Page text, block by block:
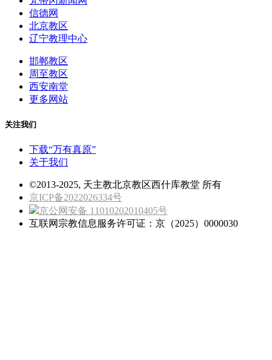
信德网
北京教区
辽宁教理中心
邯郸教区
周至教区
西安南堂
更多网站
关注我们
下载“万有真原”
关于我们
©2013-2025, 天主教北京教区西什库教堂 所有
京ICP备2022026334号
京公网安备 11010202010405号
互联网宗教信息服务许可证：京（2025）0000030